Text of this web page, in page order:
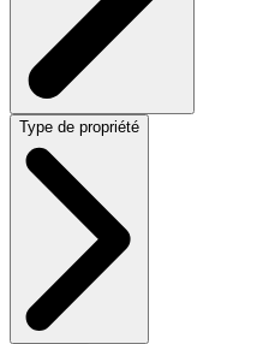
Type de propriété